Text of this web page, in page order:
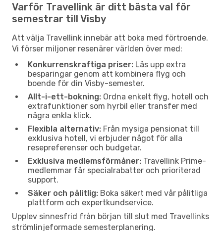
Varför Travellink är ditt bästa val för
semestrar till Visby
Att välja Travellink innebär att boka med förtroende.
Vi förser miljoner resenärer världen över med:
Konkurrenskraftiga priser: Lås upp extra
besparingar genom att kombinera flyg och
boende för din Visby-semester.
Allt-i-ett-bokning: Ordna enkelt flyg, hotell och
extrafunktioner som hyrbil eller transfer med
några enkla klick.
Flexibla alternativ: Från mysiga pensionat till
exklusiva hotell, vi erbjuder något för alla
resepreferenser och budgetar.
Exklusiva medlemsförmåner: Travellink Prime-
medlemmar får specialrabatter och prioriterad
support.
Säker och pålitlig: Boka säkert med vår pålitliga
plattform och expertkundservice.
Upplev sinnesfrid från början till slut med Travellinks
strömlinjeformade semesterplanering.